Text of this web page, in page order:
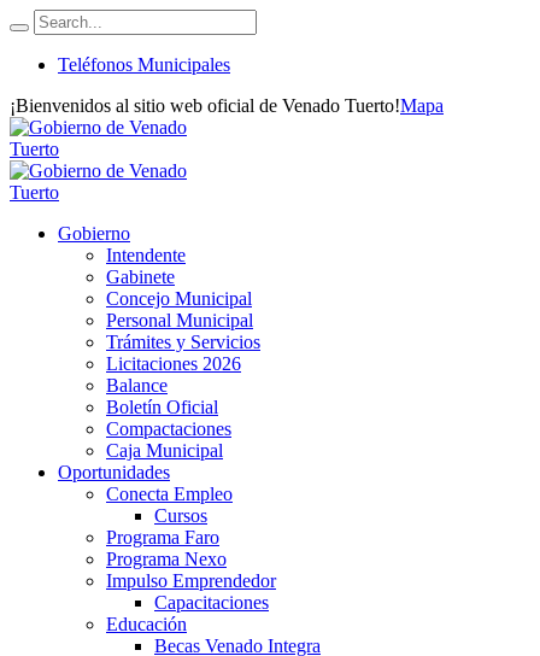
Teléfonos Municipales
¡Bienvenidos al sitio web oficial de Venado Tuerto!Mapa
Gobierno
Intendente
Gabinete
Concejo Municipal
Personal Municipal
Trámites y Servicios
Licitaciones 2026
Balance
Boletín Oficial
Compactaciones
Caja Municipal
Oportunidades
Conecta Empleo
Cursos
Programa Faro
Programa Nexo
Impulso Emprendedor
Capacitaciones
Educación
Becas Venado Integra